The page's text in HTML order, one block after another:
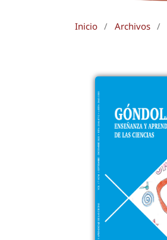
Inicio / Archivos /